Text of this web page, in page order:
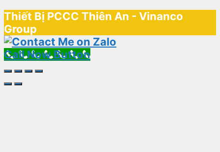
Thiết Bị PCCC Thiên An - Vinanco
Group
Call Now Button